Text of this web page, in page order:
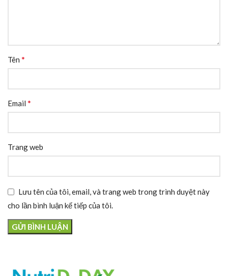
Tên *
Email *
Trang web
Lưu tên của tôi, email, và trang web trong trình duyệt này
cho lần bình luận kế tiếp của tôi.